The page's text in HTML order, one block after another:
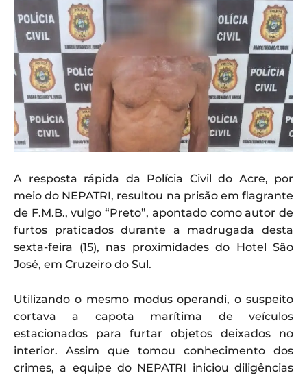
A resposta rápida da Polícia Civil do Acre, por
meio do NEPATRI, resultou na prisão em flagrante
de F.M.B., vulgo “Preto”, apontado como autor de
furtos praticados durante a madrugada desta
sexta-feira (15), nas proximidades do Hotel São
José, em Cruzeiro do Sul.
Utilizando o mesmo modus operandi, o suspeito
cortava a capota marítima de veículos
estacionados para furtar objetos deixados no
interior. Assim que tomou conhecimento dos
crimes, a equipe do NEPATRI iniciou diligências